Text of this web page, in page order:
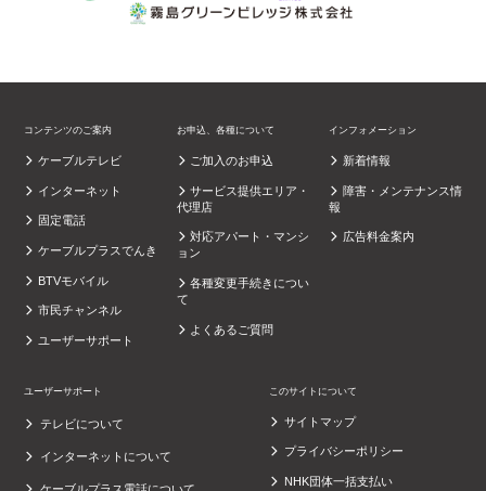
コンテンツのご案内
ケーブルテレビ
インターネット
固定電話
ケーブルプラスでんき
BTVモバイル
市民チャンネル
ユーザーサポート
お申込、各種について
ご加入のお申込
サービス提供エリア・
代理店
対応アパート・マンシ
ョン
各種変更手続きについ
て
よくあるご質問
インフォメーション
新着情報
障害・メンテナンス情
報
広告料金案内
ユーザーサポート
テレビについて
インターネットについて
このサイトについて
サイトマップ
プライバシーポリシー
NHK団体一括支払い